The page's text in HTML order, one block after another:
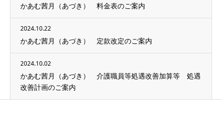
かあむ茜月（あづき） 料金表のご案内
2024.10.22
かあむ茜月（あづき） 定款改定のご案内
2024.10.02
かあむ茜月（あづき） 介護職員等処遇改善加算等 処遇
改善計画のご案内